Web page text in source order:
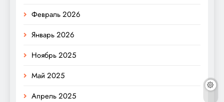
Февраль 2026
Январь 2026
Ноябрь 2025
Май 2025
Апрель 2025